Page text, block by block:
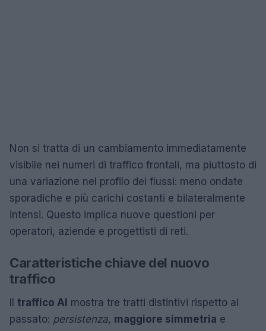
Non si tratta di un cambiamento immediatamente
visibile nei numeri di traffico frontali, ma piuttosto di
una variazione nel profilo dei flussi: meno ondate
sporadiche e più carichi costanti e bilateralmente
intensi. Questo implica nuove questioni per
operatori, aziende e progettisti di reti.
Caratteristiche chiave del nuovo
traffico
traffico AI mostra tre tratti distintivi rispetto al
passato: persistenza, maggiore simmetria e